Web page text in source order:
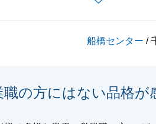
閉じる
船橋センター /
職の方にはない品格が